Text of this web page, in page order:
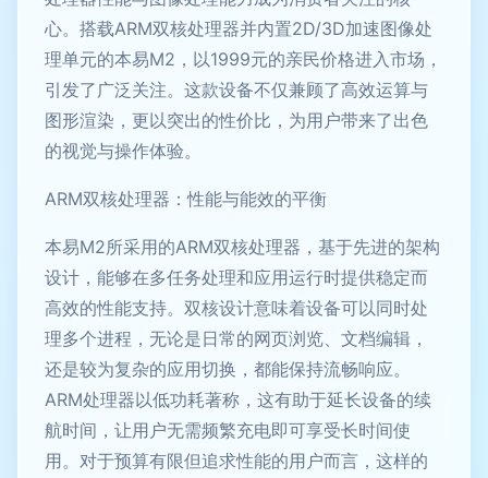
心。搭载ARM双核处理器并内置2D/3D加速图像处
理单元的本易M2，以1999元的亲民价格进入市场，
引发了广泛关注。这款设备不仅兼顾了高效运算与
图形渲染，更以突出的性价比，为用户带来了出色
的视觉与操作体验。
ARM双核处理器：性能与能效的平衡
本易M2所采用的ARM双核处理器，基于先进的架构
设计，能够在多任务处理和应用运行时提供稳定而
高效的性能支持。双核设计意味着设备可以同时处
理多个进程，无论是日常的网页浏览、文档编辑，
还是较为复杂的应用切换，都能保持流畅响应。
ARM处理器以低功耗著称，这有助于延长设备的续
航时间，让用户无需频繁充电即可享受长时间使
用。对于预算有限但追求性能的用户而言，这样的